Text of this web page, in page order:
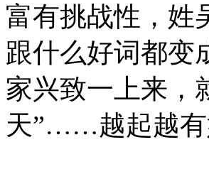
富有挑战性，姓
跟什么好词都变
家兴致一上来，
天”……越起越有